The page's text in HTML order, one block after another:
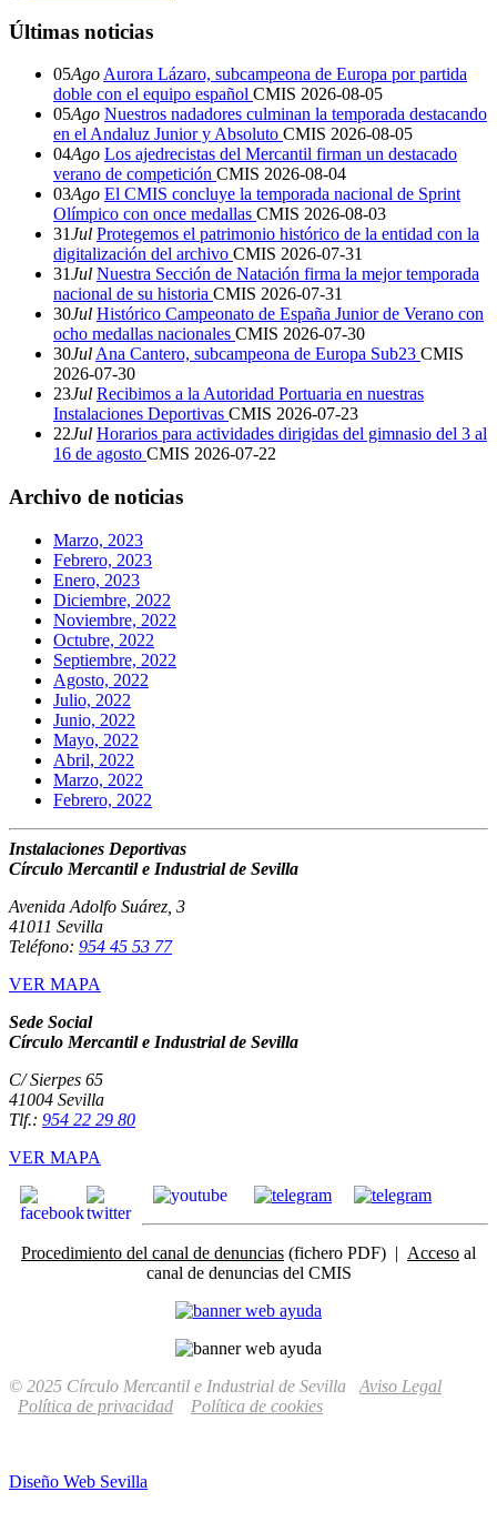
Últimas noticias
05Ago Aurora Lázaro, subcampeona de Europa por partida
doble con el equipo español CMIS 2026-08-05
05Ago Nuestros nadadores culminan la temporada destacando
en el Andaluz Junior y Absoluto CMIS 2026-08-05
04Ago Los ajedrecistas del Mercantil firman un destacado
verano de competición CMIS 2026-08-04
03Ago El CMIS concluye la temporada nacional de Sprint
Olímpico con once medallas CMIS 2026-08-03
31Jul Protegemos el patrimonio histórico de la entidad con la
digitalización del archivo CMIS 2026-07-31
31Jul Nuestra Sección de Natación firma la mejor temporada
nacional de su historia CMIS 2026-07-31
30Jul Histórico Campeonato de España Junior de Verano con
ocho medallas nacionales CMIS 2026-07-30
30Jul Ana Cantero, subcampeona de Europa Sub23 CMIS
2026-07-30
23Jul Recibimos a la Autoridad Portuaria en nuestras
Instalaciones Deportivas CMIS 2026-07-23
22Jul Horarios para actividades dirigidas del gimnasio del 3 al
16 de agosto CMIS 2026-07-22
Archivo de noticias
Marzo, 2023
Febrero, 2023
Enero, 2023
Diciembre, 2022
Noviembre, 2022
Octubre, 2022
Septiembre, 2022
Agosto, 2022
Julio, 2022
Junio, 2022
Mayo, 2022
Abril, 2022
Marzo, 2022
Febrero, 2022
Instalaciones Deportivas
Círculo Mercantil e Industrial de Sevilla
Avenida Adolfo Suárez, 3
41011 Sevilla
Teléfono: 954 45 53 77
VER MAPA
Sede Social
Círculo Mercantil e Industrial de Sevilla
C/ Sierpes 65
41004 Sevilla
Tlf.: 954 22 29 80
VER MAPA
Procedimiento del canal de denuncias (fichero PDF) | Acceso al
canal de denuncias del CMIS
© 2025 Círculo Mercantil e Industrial de Sevilla Aviso Legal
Política de privacidad
Política de cookies
Diseño Web Sevilla